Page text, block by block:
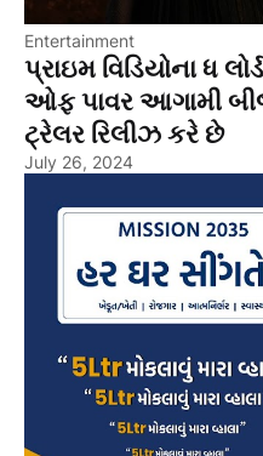
Entertainment
પ્રાઇમ વિડિયોના ધ
ઓફ પાવર આગામી
ટ્રેલર રિલીઝ કરે છે
July 26, 2024